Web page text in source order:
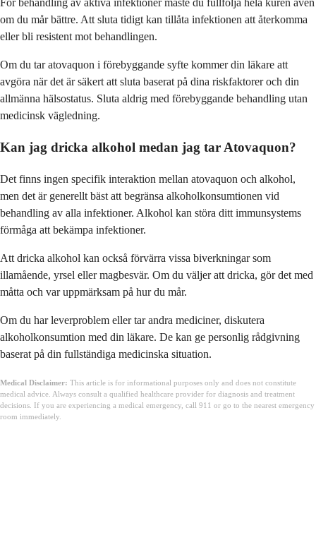
För behandling av aktiva infektioner måste du fullfölja hela kuren även
om du mår bättre. Att sluta tidigt kan tillåta infektionen att återkomma
eller bli resistent mot behandlingen.
Om du tar atovaquon i förebyggande syfte kommer din läkare att
avgöra när det är säkert att sluta baserat på dina riskfaktorer och din
allmänna hälsostatus. Sluta aldrig med förebyggande behandling utan
medicinsk vägledning.
Kan jag dricka alkohol medan jag tar Atovaquon?
Det finns ingen specifik interaktion mellan atovaquon och alkohol,
men det är generellt bäst att begränsa alkoholkonsumtionen vid
behandling av alla infektioner. Alkohol kan störa ditt immunsystems
förmåga att bekämpa infektioner.
Att dricka alkohol kan också förvärra vissa biverkningar som
illamående, yrsel eller magbesvär. Om du väljer att dricka, gör det med
måtta och var uppmärksam på hur du mår.
Om du har leverproblem eller tar andra mediciner, diskutera
alkoholkonsumtion med din läkare. De kan ge personlig rådgivning
baserat på din fullständiga medicinska situation.
Medical Disclaimer: This article is for informational purposes only and does not constitute
medical advice. Always consult a qualified healthcare provider for diagnosis and treatment
decisions. If you are experiencing a medical emergency, call 911 or go to the nearest emergency
room immediately.